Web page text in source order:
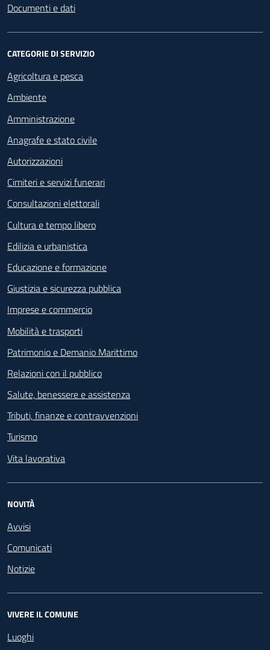
Documenti e dati
CATEGORIE DI SERVIZIO
Agricoltura e pesca
Ambiente
Amministrazione
Anagrafe e stato civile
Autorizzazioni
Cimiteri e servizi funerari
Consultazioni elettorali
Cultura e tempo libero
Edilizia e urbanistica
Educazione e formazione
Giustizia e sicurezza pubblica
Imprese e commercio
Mobilità e trasporti
Patrimonio e Demanio Marittimo
Relazioni con il pubblico
Salute, benessere e assistenza
Tributi, finanze e contravvenzioni
Turismo
Vita lavorativa
NOVITÀ
Avvisi
Comunicati
Notizie
VIVERE IL COMUNE
Luoghi